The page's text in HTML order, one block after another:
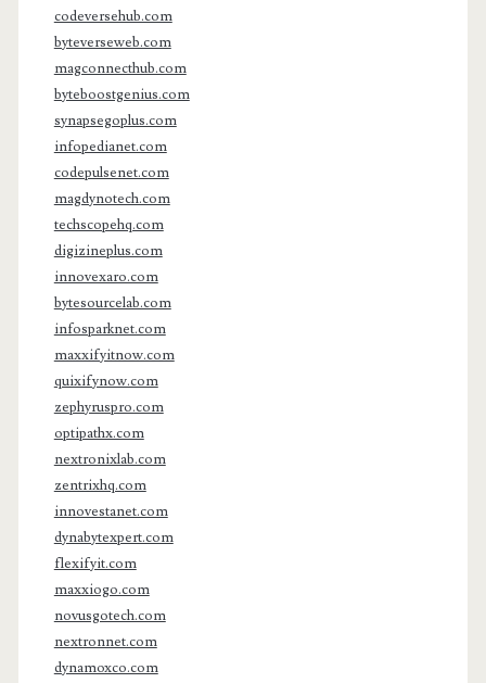
codeversehub.com
byteverseweb.com
magconnecthub.com
byteboostgenius.com
synapsegoplus.com
infopedianet.com
codepulsenet.com
magdynotech.com
techscopehq.com
digizineplus.com
innovexaro.com
bytesourcelab.com
infosparknet.com
maxxifyitnow.com
quixifynow.com
zephyruspro.com
optipathx.com
nextronixlab.com
zentrixhq.com
innovestanet.com
dynabytexpert.com
flexifyit.com
maxxiogo.com
novusgotech.com
nextronnet.com
dynamoxco.com